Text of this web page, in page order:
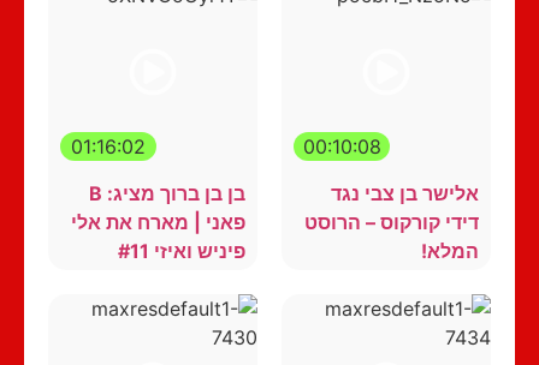
00:10:08
אלישר בן צבי נגד
דידי קורקוס – הרוסט
המלא!
01:16:02
בן בן ברוך מציג: B
פאני | מארח את אלי
פיניש ואיזי #11